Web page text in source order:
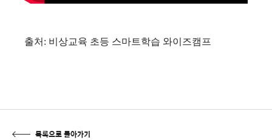
출처: 비상교육 초등 스마트학습 와이즈캠프
목록으로 돌아가기